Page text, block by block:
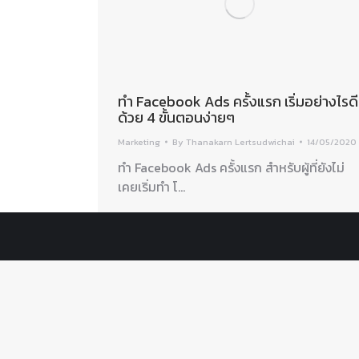
ทำ Facebook Ads ครั้งแรก เริ่มอย่างไรดี
ด้วย 4 ขั้นตอนง่ายๆ
Marketing By Thanakarn Lertsudwichai 14/05/2020
ทำ Facebook Ads ครั้งแรก สำหรับผู้ที่ยังไม่
เคยเริ่มทำ โ…